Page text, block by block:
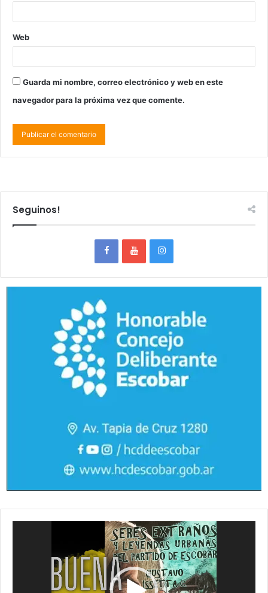
Web
Guarda mi nombre, correo electrónico y web en este
navegador para la próxima vez que comente.
Seguinos!